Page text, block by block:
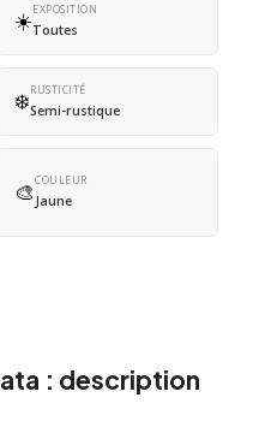
☀️EXPOSITION
Toutes
❄️RUSTICITÉ
Semi-rustique
🎨COULEUR
Jaune
: description